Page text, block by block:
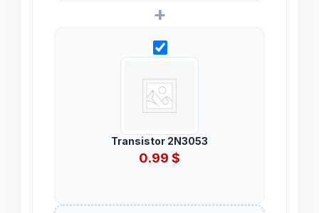
+
Transistor 2N3053
0.99 $